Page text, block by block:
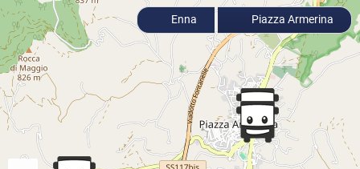
Enna Piazza Armerina